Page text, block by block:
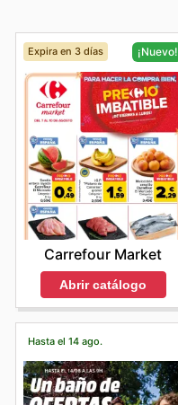
Expira en 3 días ¡Nuevo!
Carrefour Market
Abrir catálogo
Hasta el 14 ago.